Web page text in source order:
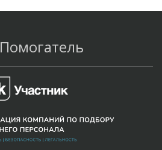
Помогатель